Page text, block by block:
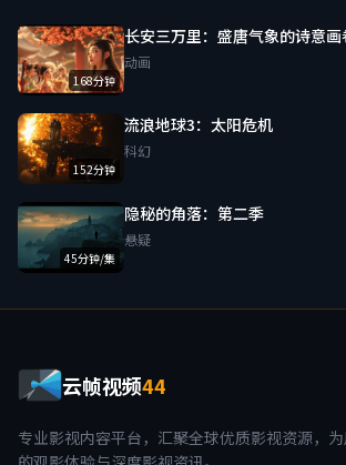
168分钟
长安三万里：盛唐气象的诗意画
动画
152分钟
流浪地球3：太阳危机
科幻
45分钟/集
隐秘的角落：第二季
悬疑
云帧视频44
专业影视内容平台，汇聚全球优质影视资源，